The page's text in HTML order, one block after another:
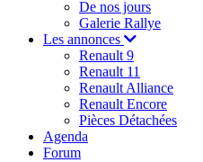
De nos jours
Galerie Rallye
Les annonces
Renault 9
Renault 11
Renault Alliance
Renault Encore
Pièces Détachées
Agenda
Forum